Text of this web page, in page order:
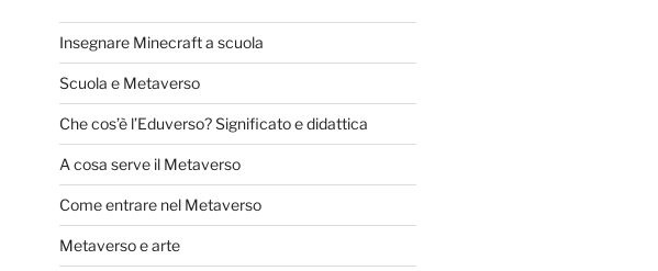
Insegnare Minecraft a scuola
Scuola e Metaverso
Che cos’è l’Eduverso? Significato e didattica
A cosa serve il Metaverso
Come entrare nel Metaverso
Metaverso e arte